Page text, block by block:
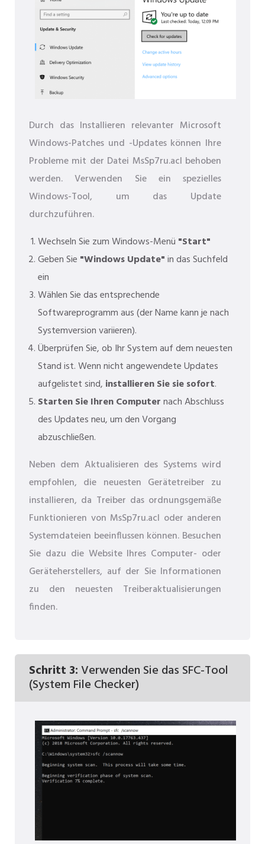
Durch das Installieren relevanter Microsoft
Windows-Patches und -Updates können Ihre
Probleme mit der Datei MsSp7ru.acl behoben
werden. Verwenden Sie ein spezielles
Windows-Tool, um das Update
durchzuführen.
Wechseln Sie zum Windows-Menü "Start"
Geben Sie "Windows Update"in das Suchfeld
ein
Wählen Sie das entsprechende
Softwareprogramm aus (der Name kann je nach
Systemversion variieren).
Überprüfen Sie, ob Ihr System auf dem neuesten
Stand ist. Wenn nicht angewendete Updates
aufgelistet sind, installieren Sie sie sofort.
Starten Sie Ihren Computernach Abschluss
des Updates neu, um den Vorgang
abzuschließen.
Neben dem Aktualisieren des Systems wird
empfohlen, die neuesten Gerätetreiber zu
installieren, da Treiber das ordnungsgemäße
Funktionieren von MsSp7ru.acl oder anderen
Systemdateien beeinflussen können. Besuchen
Sie dazu die Website Ihres Computer- oder
Geräteherstellers, auf der Sie Informationen
zu den neuesten Treiberaktualisierungen
finden.
Schritt 3:Verwenden Sie das SFC-Tool
(System File Checker)